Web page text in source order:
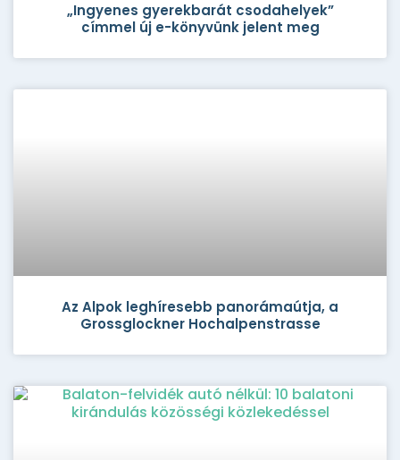
„Ingyenes gyerekbarát csodahelyek”
címmel új e-könyvünk jelent meg
Az Alpok leghíresebb panorámaútja, a
Grossglockner Hochalpenstrasse